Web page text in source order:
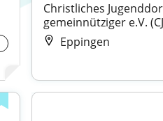
Christliches
gemeinnütziger e.V.
Eppingen